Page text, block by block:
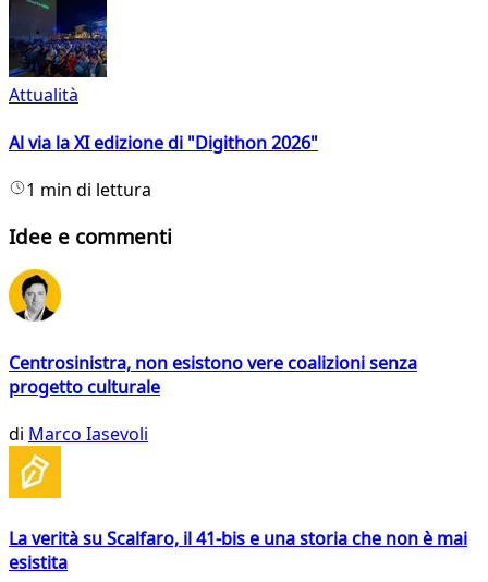
Attualità
Al via la XI edizione di "Digithon 2026"
1 min di lettura
Idee e commenti
Centrosinistra, non esistono vere coalizioni senza
progetto culturale
di Marco Iasevoli
La verità su Scalfaro, il 41-bis e una storia che non è mai
esistita